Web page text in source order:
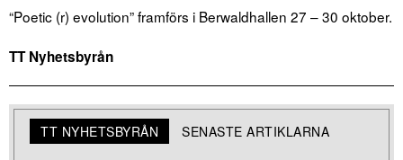
“Poetic (r) evolution” framförs i Berwaldhallen 27 – 30 oktober.
TT Nyhetsbyrån
TT NYHETSBYRÅN SENASTE ARTIKLARNA